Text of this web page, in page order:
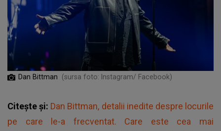
Dan Bittman (sursa foto: Instagram/ Facebook)
Citește și: Dan Bittman, detalii inedite despre locurile
pe care le-a frecventat. Care este cea mai